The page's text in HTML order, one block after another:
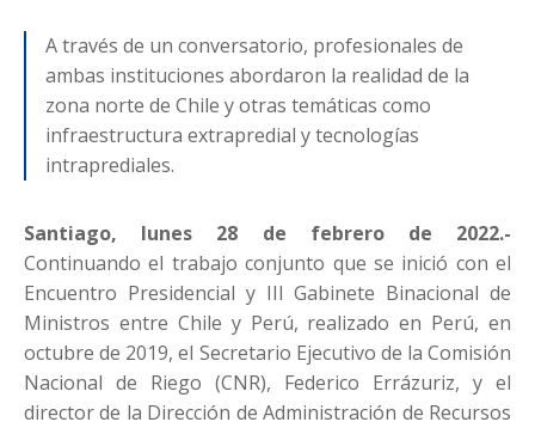
A través de un conversatorio, profesionales de
ambas instituciones abordaron la realidad de la
zona norte de Chile y otras temáticas como
infraestructura extrapredial y tecnologías
intraprediales.
Santiago, lunes 28 de febrero de 2022.-
Continuando el trabajo conjunto que se inició con el
Encuentro Presidencial y III Gabinete Binacional de
Ministros entre Chile y Perú, realizado en Perú, en
octubre de 2019, el Secretario Ejecutivo de la Comisión
Nacional de Riego (CNR), Federico Errázuriz, y el
director de la Dirección de Administración de Recursos